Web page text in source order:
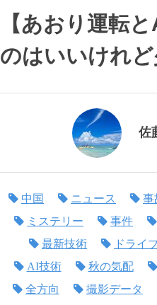
【あおり運転
のはいいけれ
佐
中国 ニュース 事
ミステリー
事件
最新技術
ドライ
AI技術
秋の気配
全方向
撮影データ